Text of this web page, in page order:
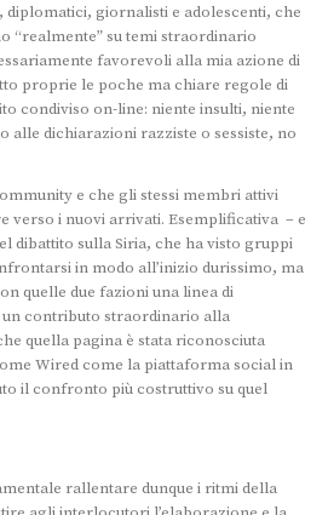
giornalisti e adolescenti, che
“realmente” su temi straordinario
favorevoli alla mia azione di
proprie le poche ma chiare regole di
condiviso on-line: niente insulti, niente
alle dichiarazioni razziste o sessiste, no
e che gli stessi membri attivi
verso i nuovi arrivati. Esemplificativa – e
dibattito sulla Siria, che ha visto gruppi
in modo all’inizio durissimo, ma
quelle due fazioni una linea di
contributo straordinario alla
quella pagina è stata riconosciuta
Wired come la piattaforma social in
il confronto più costruttivo su quel
rallentare dunque i ritmi della